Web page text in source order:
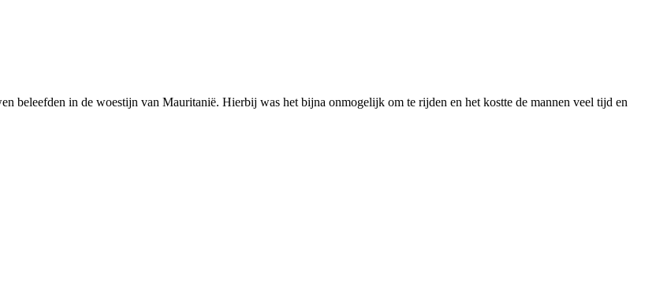
beleefden in de woestijn van Mauritanië. Hierbij was het bijna onmogelijk om te rijden en het kostte de mannen veel tijd en